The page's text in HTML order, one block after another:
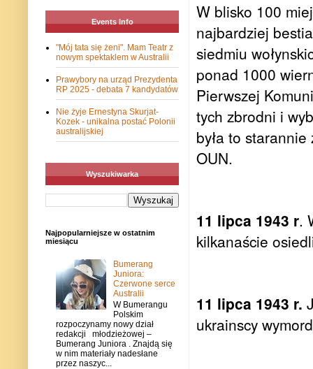
W blisko 100
najbardziej
siedmiu
ponad 1000
Pierwszej
tych zbrodni i
była to
OUN.
11 lipca 1943 r.
kilkanaście
11 lipca 1943 r.
ukrainscy
Events Info
"Mój tata się żeni". Mam Teatr z
nowym spektaklem w Australii
Prawybory na urząd Prezydenta
RP 2025 - debata 7 kandydatów
Nie żyje Ernestyna Skurjat-
Kozek - unikalna postać Polonii
australijskiej
Wyszukiwarka
Najpopularniejsze w ostatnim
miesiącu
Bumerang
Juniora:
Czerwone serce
Australii
W Bumerangu
Polskim
rozpoczynamy nowy dział
redakcji młodzieżowej –
Bumerang Juniora . Znajdą się
w nim materiały nadesłane
przez naszyc...